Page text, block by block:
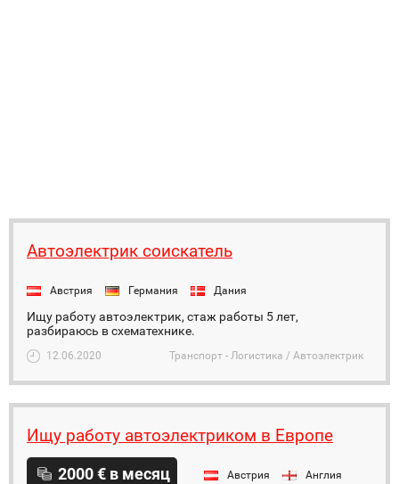
Автоэлектрик соискатель
Австрия Германия Дания
Ищу работу автоэлектрик, стаж работы 5 лет,
разбираюсь в схематехнике.
12.06.2020 Транспорт - Логистика / Автоэлектрик
Ищу работу автоэлектриком в Европе
2000 € в месяц Австрия
Англия